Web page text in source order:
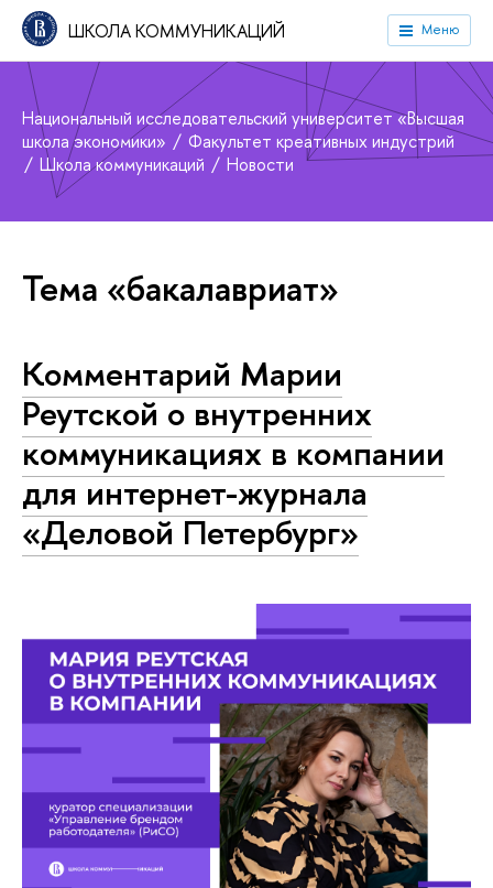
ШКОЛА КОММУНИКАЦИЙ Меню
Национальный исследовательский университет «Высшая
школа экономики»
Факультет креативных индустрий
Школа коммуникаций
Новости
Тема «бакалавриат»
Комментарий Марии
Реутской о внутренних
коммуникациях в компании
для интернет-журнала
«Деловой Петербург»